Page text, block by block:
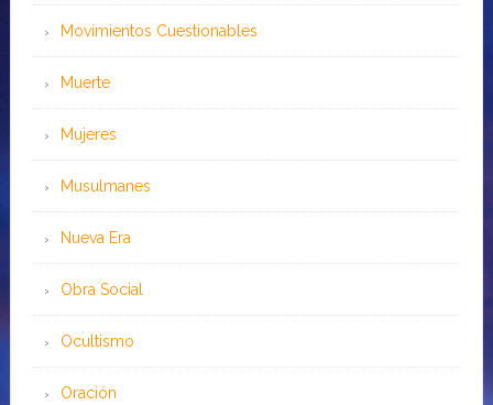
Movimientos Cuestionables
Muerte
Mujeres
Musulmanes
Nueva Era
Obra Social
Ocultismo
Oración